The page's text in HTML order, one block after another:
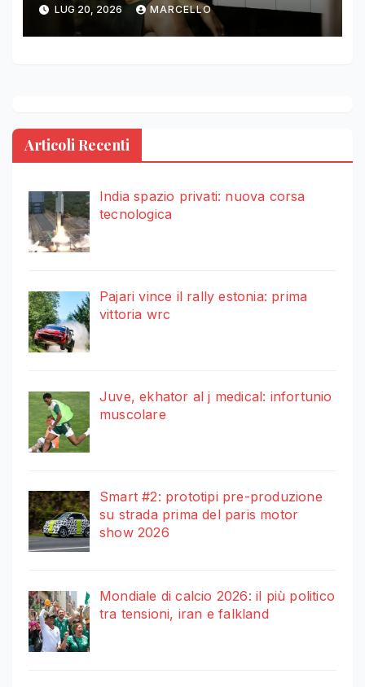
LUG 20, 2026 MARCELLO
Articoli Recenti
India spazio privati: nuova corsa
tecnologica
Pajari vince il rally estonia: prima
vittoria wrc
Juve, ekhator al j medical: infortunio
muscolare
Smart #2: prototipi pre-produzione
su strada prima del paris motor
show 2026
Mondiale di calcio 2026: il più politico
tra tensioni, iran e falkland